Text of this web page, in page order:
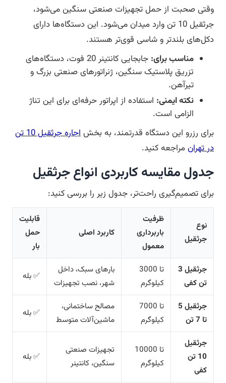
وقتی صحبت از حمل تجهیزات صنعتی سنگین می‌شود،
جرثقیل 10 تن وارد میدان می‌شود. این دستگاه‌ها دارای
دکل‌های بلندتر و شاسی قوی‌تر هستند.
مناسب برای:
جابجایی کانتینر 20 فوت، دستگاه‌های
تزریق پلاستیک سنگین، ژنراتورهای صنعتی بزرگ و
تیرآهن.
نکته ایمنی: استفاده از اپراتور حرفه‌ای برای این تناژ
الزامی است.
برای رزرو این دستگاه قدرتمند، به بخش
اجاره جرثقیل 10 تن
در تهرانمراجعه کنید.
جدول مقایسه کاربردی انواع جرثقیل
برای تصمیم‌گیری راحت‌تر، جدول زیر را بررسی کنید:
نوع
جرثقیل
ظرفیت
باربرداری
معمول
کاربرد اصلی
قابلیت
حمل
بار
جرثقیل 3
تن کفی
تا 3000
کیلوگرم
بارهای سبک، داخل
شهر، نصب تجهیزات
✅ بله
جرثقیل 5
تا 7 تن
تا 7000
کیلوگرم
مصالح ساختمانی،
ماشین‌آلات متوسط
✅ بله
جرثقیل
10 تن
کفی
تا 10000
کیلوگرم
تجهیزات صنعتی
سنگین، کانتینر
✅ بله